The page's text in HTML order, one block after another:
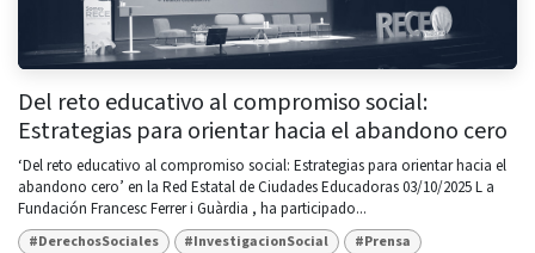
Del reto educativo al compromiso social:
Estrategias para orientar hacia el abandono cero
‘Del reto educativo al compromiso social: Estrategias para orientar hacia el
abandono cero’ en la Red Estatal de Ciudades Educadoras 03/10/2025 L a
Fundación Francesc Ferrer i Guàrdia , ha participado...
#DerechosSociales #InvestigacionSocial
#Prensa